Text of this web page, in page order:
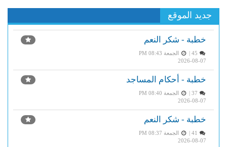
جديد الموقع
خطبة - شكر النعم
الجمعة PM 08:43
2026-08-07
خطبة - أحكام المساجد
الجمعة PM 08:40
2026-08-07
خطبة - شكر النعم
الجمعة PM 08:37
2026-08-07